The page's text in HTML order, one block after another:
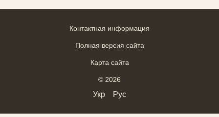
Контактная информация
Полная версия сайта
Карта сайта
© 2026
Укр Рус